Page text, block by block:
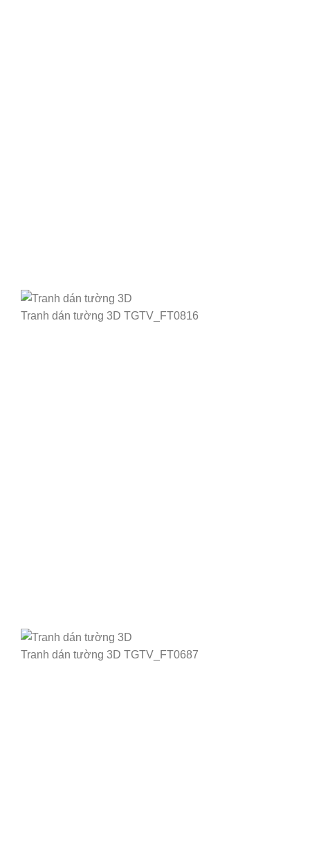
Tranh dán tường 3D TGTV_FT0816
Tranh dán tường 3D TGTV_FT0687